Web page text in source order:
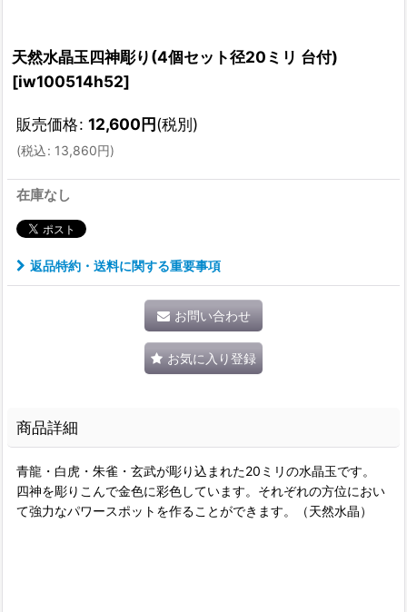
天然水晶玉四神彫り(4個セット径20ミリ 台付)
[iw100514h52]
販売価格: 12,600円(税別)
(税込: 13,860円)
在庫なし
返品特約・送料に関する重要事項
お問い合わせ
お気に入り登録
商品詳細
青龍・白虎・朱雀・玄武が彫り込まれた20ミリの水晶玉です。
四神を彫りこんで金色に彩色しています。それぞれの方位におい
て強力なパワースポットを作ることができます。（天然水晶）